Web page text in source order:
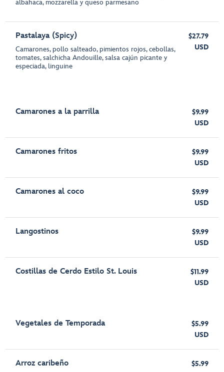
albahaca, mozzarella y queso parmesano
Pastalaya (Spicy)
Camarones, pollo salteado, pimientos rojos, cebollas,
tomates, salchicha Andouille, salsa cajún picante y
especiada, linguine
$27.79
USD
Camarones a la parrilla
$9.99
USD
Camarones fritos
$9.99
USD
Camarones al coco
$9.99
USD
Langostinos
$9.99
USD
Costillas de Cerdo Estilo St. Louis
$11.99
USD
Vegetales de Temporada
$5.99
USD
Arroz caribeño
$5.99